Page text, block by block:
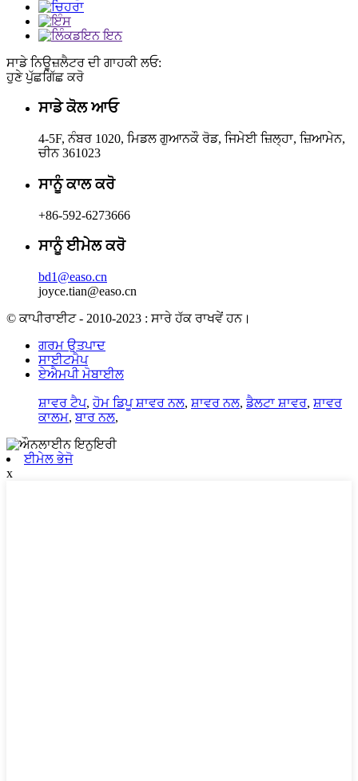
ਸਾਡੇ ਨਿਊਜ਼ਲੈਟਰ ਦੀ ਗਾਹਕੀ ਲਓ:
ਹੁਣੇ ਪੁੱਛਗਿੱਛ ਕਰੋ
ਸਾਡੇ ਕੋਲ ਆਓ
4-5F, ਨੰਬਰ 1020, ਮਿਡਲ ਗੁਆਨਕੌ ਰੋਡ, ਜਿਮੇਈ ਜ਼ਿਲ੍ਹਾ, ਜ਼ਿਆਮੇਨ,
ਚੀਨ 361023
ਸਾਨੂੰ ਕਾਲ ਕਰੋ
+86-592-6273666
ਸਾਨੂੰ ਈਮੇਲ ਕਰੋ
bd1@easo.cn
joyce.tian@easo.cn
© ਕਾਪੀਰਾਈਟ - 2010-2023 : ਸਾਰੇ ਹੱਕ ਰਾਖਵੇਂ ਹਨ।
ਗਰਮ ਉਤਪਾਦ
ਸਾਈਟਮੈਪ
ਏਐਮਪੀ ਮੋਬਾਈਲ
ਸ਼ਾਵਰ ਟੈਪ,ਹੋਮ ਡਿਪੂ ਸ਼ਾਵਰ ਨਲ, ਸ਼ਾਵਰ ਨਲ,ਡੈਲਟਾ ਸ਼ਾਵਰ, ਸ਼ਾਵਰ
ਕਾਲਮ,ਬਾਰ ਨਲ,
ਈਮੇਲ ਭੇਜੋ
x